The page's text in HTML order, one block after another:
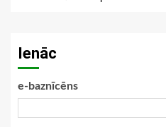
Ienāc
e-baznīcēns